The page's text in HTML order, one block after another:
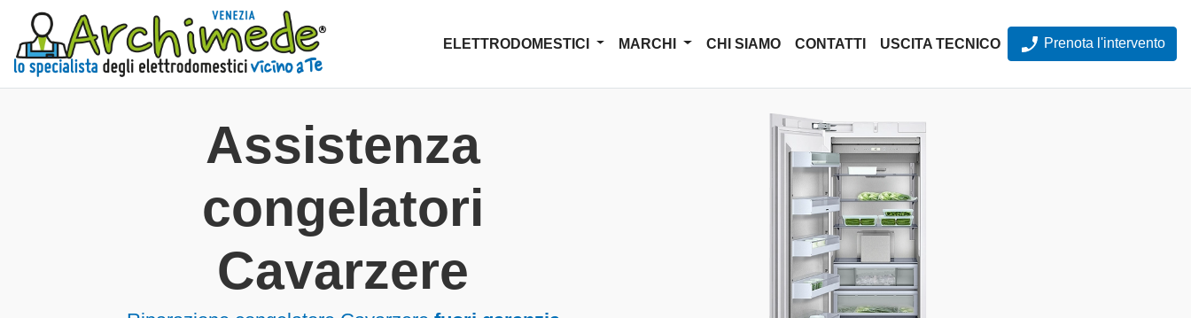
ELETTRODOMESTICI MARCHI CHI SIAMO CONTATTI USCITA TECNICO Prenota l'intervento
Assistenza
congelatori
Cavarzere